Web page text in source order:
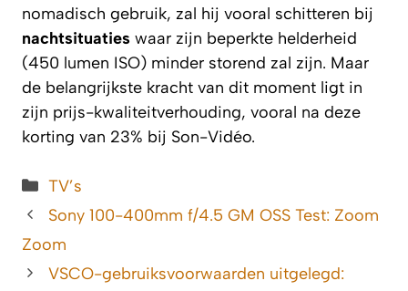
nomadisch gebruik, zal hij vooral schitteren bij
nachtsituaties waar zijn beperkte helderheid
(450 lumen ISO) minder storend zal zijn. Maar
de belangrijkste kracht van dit moment ligt in
zijn prijs-kwaliteitverhouding, vooral na deze
korting van 23% bij Son-Vidéo.
Categorieën
TV’s
Sony 100-400mm f/4.5 GM OSS Test: Zoom
Zoom
VSCO-gebruiksvoorwaarden uitgelegd: